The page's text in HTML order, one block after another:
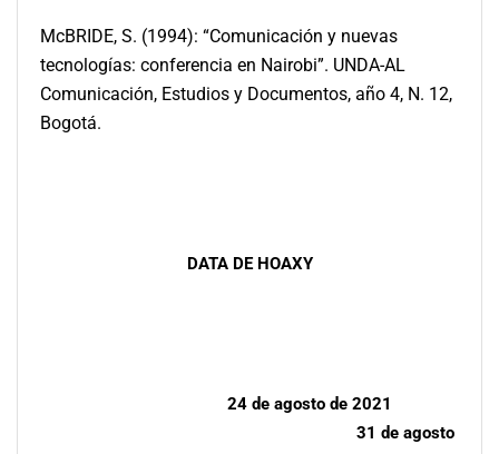
McBRIDE, S. (1994): “Comunicación y nuevas
tecnologías: conferencia en Nairobi”. UNDA-AL
Comunicación, Estudios y Documentos, año 4, N. 12,
Bogotá.
DATA DE HOAXY
24 de agosto de 2021
31 de agosto